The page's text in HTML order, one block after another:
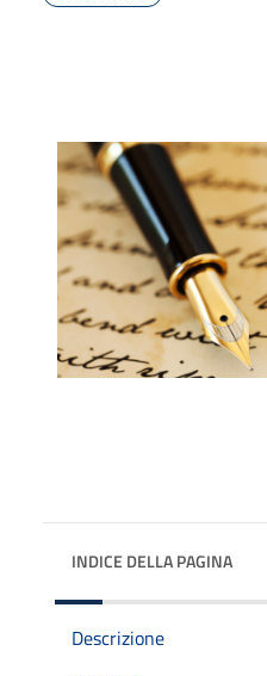
INDICE DELLA PAGINA
Descrizione